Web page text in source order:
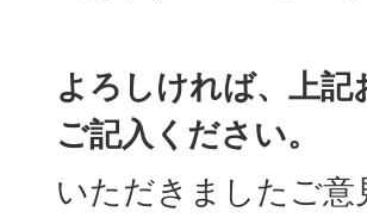
よろしければ、上
ご記入ください。
いただきましたご